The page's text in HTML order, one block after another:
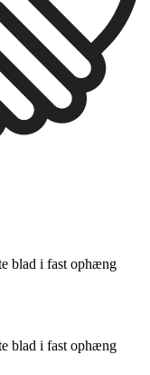
blad i fast ophæng
blad i fast ophæng